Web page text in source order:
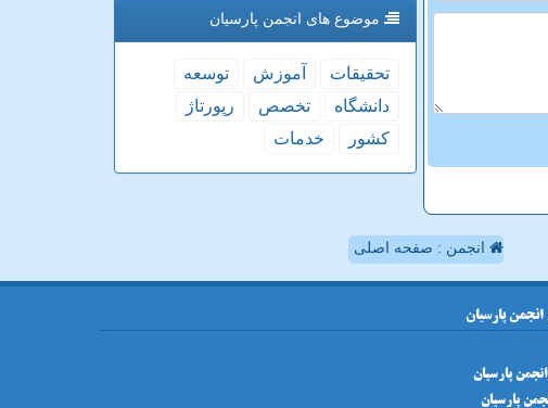
موضوع های انجمن پارسیان
تحقیقات آموزش
توسعه
دانشگاه
تخصص
رپورتاژ
كشور
خدمات
انجمن : صفحه اصلی
انجمن پارسیان
پارسیان
پارسیان